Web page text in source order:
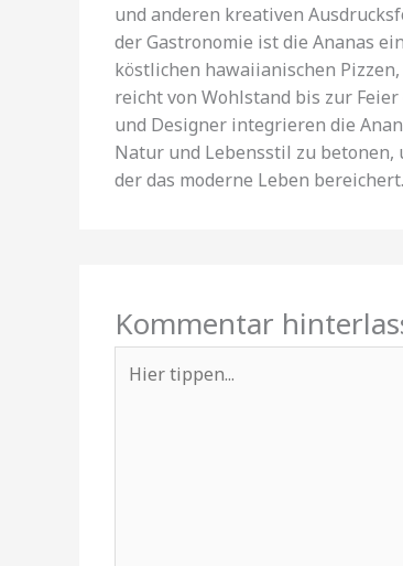
und anderen kreativen
der Gastronomie ist die Ananas
köstlichen hawaiianischen
reicht von Wohlstand bis zur
und Designer integrieren die
Natur und Lebensstil zu betonen,
der das moderne Leben bereichert.
Kommentar
tippen...